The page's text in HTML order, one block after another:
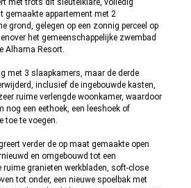
met trots dit sleutelklare, volledig
gemaakte appartement met 2
grond, gelegen op een zonnig perceel op
het gemeenschappelijke zwembad
Alhama Resort.
met 3 slaapkamers, maar de derde
inclusief de ingebouwde kasten,
ruime verlengde woonkamer, waardoor
nog een eethoek, een leeshoek of
toe te voegen.
verder de op maat gemaakte open
en omgebouwd tot een
ruime granieten werkbladen, soft-close
tot onder, een nieuwe spoelbak met